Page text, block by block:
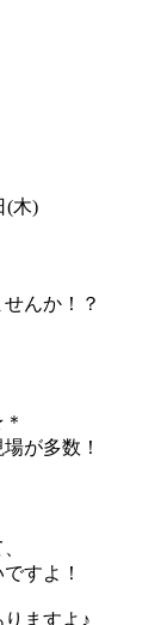
(木)
んか！？
が多数！
すよ！
ますよ♪